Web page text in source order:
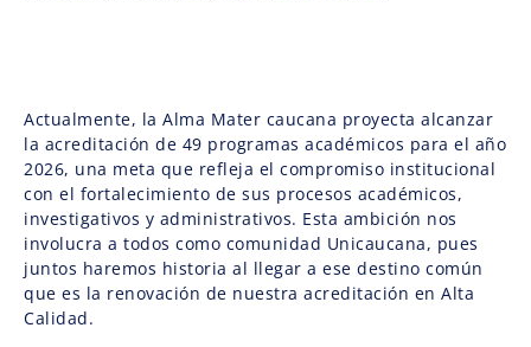
Actualmente, la Alma Mater caucana proyecta alcanzar
la acreditación de 49 programas académicos para el año
2026, una meta que refleja el compromiso institucional
con el fortalecimiento de sus procesos académicos,
investigativos y administrativos. Esta ambición nos
involucra a todos como comunidad Unicaucana, pues
juntos haremos historia al llegar a ese destino común
que es la renovación de nuestra acreditación en Alta
Calidad.